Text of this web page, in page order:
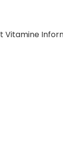
Vitamine